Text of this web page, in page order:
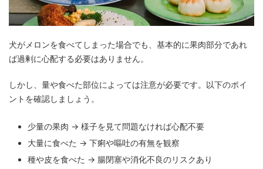
犬がメロンを食べてしまった場合でも、基本的に果肉部分であれ
ば過剰に心配する必要はありません。
しかし、量や食べた部位によっては注意が必要です。以下のポイ
ントを確認しましょう。
少量の果肉 → 様子を見て問題なければ心配不要
大量に食べた → 下痢や嘔吐の有無を観察
種や皮を食べた → 腸閉塞や消化不良のリスクあり